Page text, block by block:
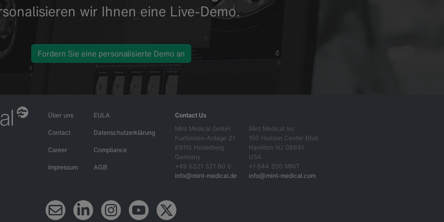
wir Ihnen eine Live-Demo.
Fordern Sie eine personalisierte Demo an
Über uns
Contact
Career
Impressum
EULA
Datenschutzerklärung
Compliance
AGB
Contact Us
Mint Medical GmbH
Kurfürsten-Anlage 21
69115 Heidelberg
Germany
+49 6221 321 80 0
info@mint-medical.de
Mint Medical Inc
100 Horizon Center Blvd
Hamilton NJ 08691
USA
+1 844 200 MINT
info@mint-medical.com
NewsletterLinkedIn Instagram YouTube X (Twitter)